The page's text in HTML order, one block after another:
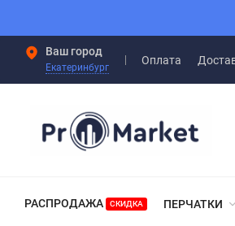
Ваш город
Екатеринбург
Оплата
РАСПРОДАЖА СКИДКА ПЕРЧАТКИ